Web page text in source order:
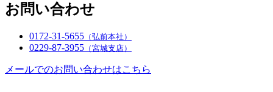
お問い合わせ
0172-31-5655 （弘前本社）
0229-87-3955 （宮城支店）
メールでのお問い合わせはこちら